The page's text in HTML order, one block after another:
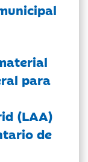
para
(LAA)
de